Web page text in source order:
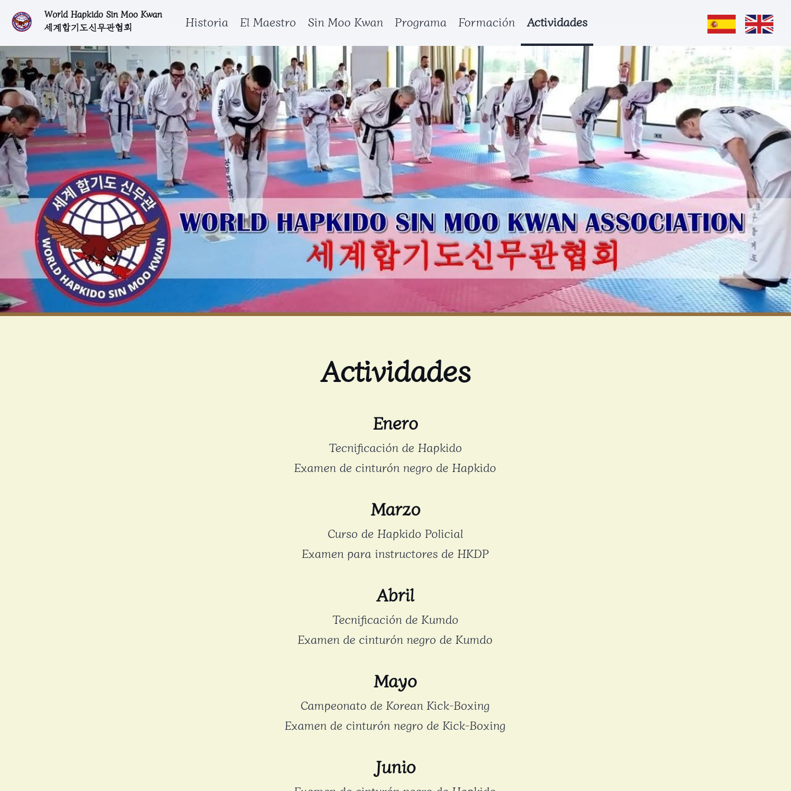
World Hapkido Sin Moo Kwan
세계합기도신무관협회
Historia El Maestro Sin Moo Kwan Programa Formación Actividades
Actividades
Enero
Tecnificación de Hapkido
Examen de cinturón negro de Hapkido
Marzo
Curso de Hapkido Policial
Examen para instructores de HKDP
Abril
Tecnificación de Kumdo
Examen de cinturón negro de Kumdo
Mayo
Campeonato de Korean Kick-Boxing
Examen de cinturón negro de Kick-Boxing
Junio